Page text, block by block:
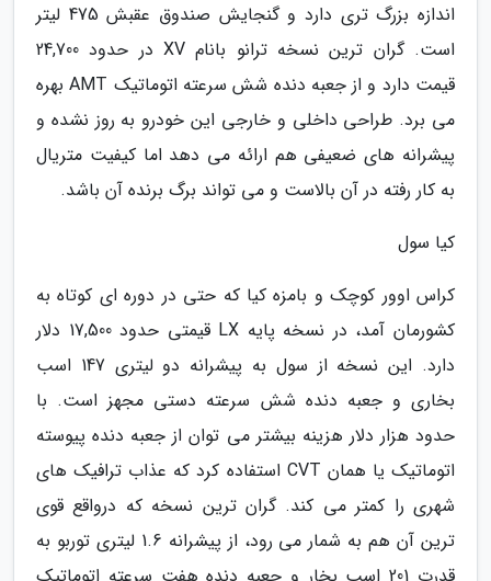
اندازه بزرگ تری دارد و گنجایش صندوق عقبش 475 لیتر
است. گران ترین نسخه ترانو بانام XV در حدود 24,700
قیمت دارد و از جعبه دنده شش سرعته اتوماتیک AMT بهره
می برد. طراحی داخلی و خارجی این خودرو به روز نشده و
پیشرانه های ضعیفی هم ارائه می دهد اما کیفیت متریال
به کار رفته در آن بالاست و می تواند برگ برنده آن باشد.
کیا سول
کراس اوور کوچک و بامزه کیا که حتی در دوره ای کوتاه به
کشورمان آمد، در نسخه پایه LX قیمتی حدود 17,500 دلار
دارد. این نسخه از سول به پیشرانه دو لیتری 147 اسب
بخاری و جعبه دنده شش سرعته دستی مجهز است. با
حدود هزار دلار هزینه بیشتر می توان از جعبه دنده پیوسته
اتوماتیک یا همان CVT استفاده کرد که عذاب ترافیک های
شهری را کمتر می کند. گران ترین نسخه که درواقع قوی
ترین آن هم به شمار می رود، از پیشرانه 1.6 لیتری توربو به